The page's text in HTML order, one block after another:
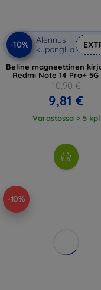
-10%
Alennus
kupongilla
Beline magneettinen
Redmi Note 14 Pro+
10,90 €
9,81 €
Varastossa > 5 kpl
-10%